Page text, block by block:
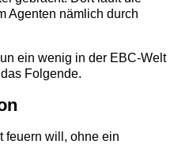
Agenten nämlich durch
ein wenig in der EBC-Welt
Folgende.
feuern will, ohne ein